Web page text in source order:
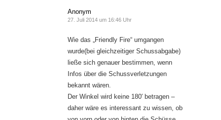
Anonym
27. Juli 2014 um 16:46 Uhr
Wie das „Friendly Fire“ umgangen
wurde(bei gleichzeitiger Schussabgabe)
ließe sich genauer bestimmen, wenn
Infos über die Schussverletzungen
bekannt wären.
Der Winkel wird keine 180′ betragen –
daher wäre es interessant zu wissen, ob